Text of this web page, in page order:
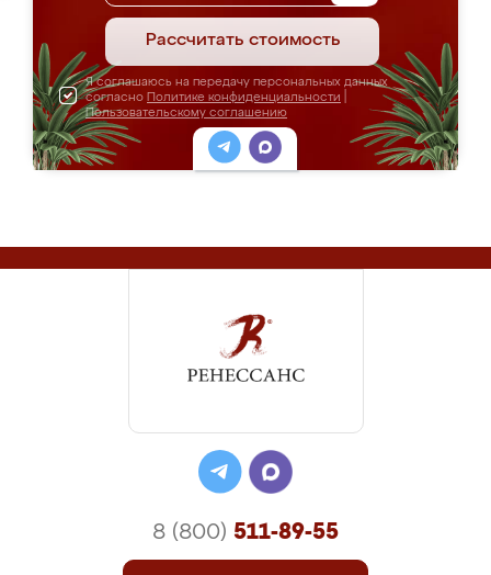
Рассчитать стоимость
Я соглашаюсь на передачу персональных данных
согласно Политике конфиденциальности
Пользовательскому соглашению
8 (800) 511-89-55